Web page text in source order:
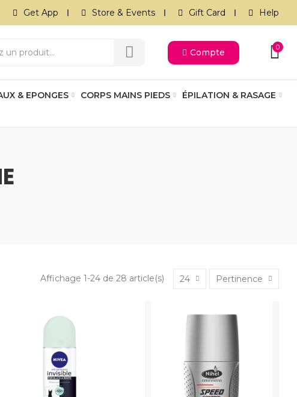
Get App Store & Events Gift Card Help
Compte
0
& EPONGES CORPS MAINS PIEDS ÉPILATION & RASAGE
Affichage 1-24 de 28 article(s) 24 Pertinence